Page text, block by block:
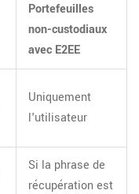
Portefeuilles
non-custodiaux
avec E2EE
Uniquement
l'utilisateur
Si la phrase de
récupération est